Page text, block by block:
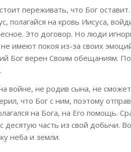
переживать, что Бог оставит.
полагайся на кровь Иисуса,
Это договор. Но люди
имеют покоя из-за своих
Бог верен Своим обещаниям.
войне, не родив сына, не
что Бог с ним, поэтому
на Бога, на Его помощь.
десятую часть из свой добычи.
неба и земли.